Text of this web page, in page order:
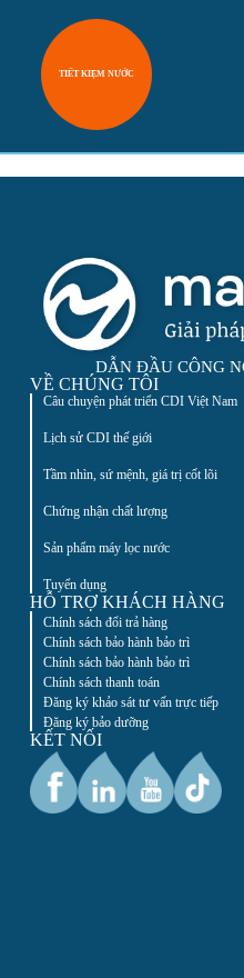
TIẾT KIỆM NƯỚC
DẪN ĐẦU CÔNG
VỀ CHÚNG TÔI
Câu chuyện phát triển CDI Việt Nam
Lịch sử CDI thế giới
Tầm nhìn, sứ mệnh, giá trị cốt lõi
Chứng nhận chất lượng
Sản phẩm máy lọc nước
Tuyển dụng
HỖ TRỢ KHÁCH HÀNG
Chính sách đổi trả hàng
Chính sách bảo hành bảo trì
Chính sách bảo hành bảo trì
Chính sách thanh toán
Đăng ký khảo sát tư vấn trực tiếp
Đăng ký bảo dưỡng
KẾT NỐI